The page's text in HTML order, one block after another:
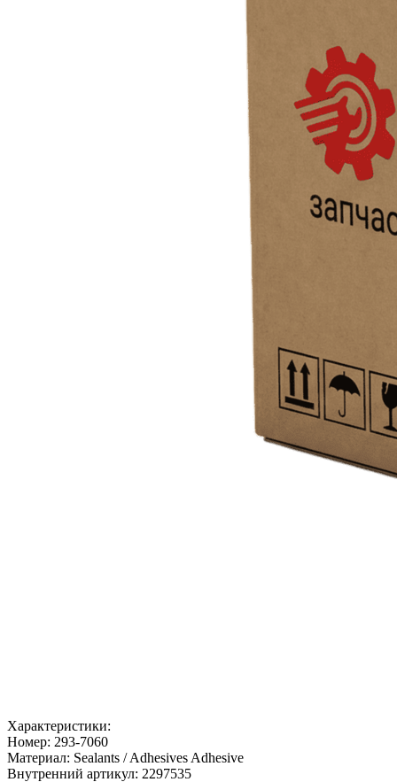
Характеристики:
Номер: 293-7060
Материал: Sealants / Adhesives Adhesive
Внутренний артикул: 2297535